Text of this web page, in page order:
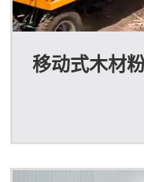
移动式木材